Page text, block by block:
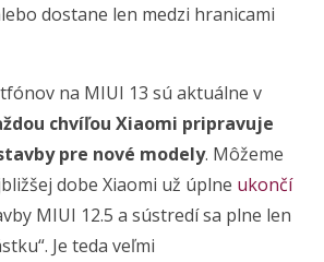
dostane len medzi hranicami
na MIUI 13 sú aktuálne v
chvíľou Xiaomi pripravuje
pre nové modely. Môžeme
dobe Xiaomi už úplne ukončí
MIUI 12.5 a sústredí sa plne len
Je teda veľmi